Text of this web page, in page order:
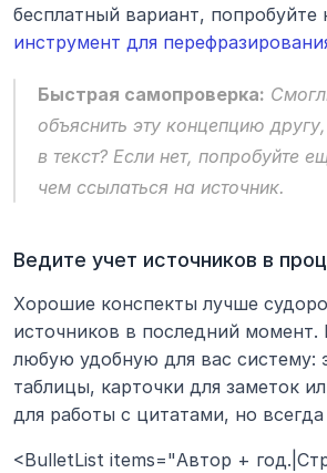
бесплатный вариант, попробуйте
инструмент для
Быстрая самопроверка:
объяснить эту концепцию
в текст? Если нет, попробуйте
чем ссылаться на источник.
Ведите учет источников в
Хорошие конспекты лучше
источников в последний момент.
любую удобную для вас систему:
таблицы, карточки для заметок
для работы с цитатами, но
<BulletList items="Автор +